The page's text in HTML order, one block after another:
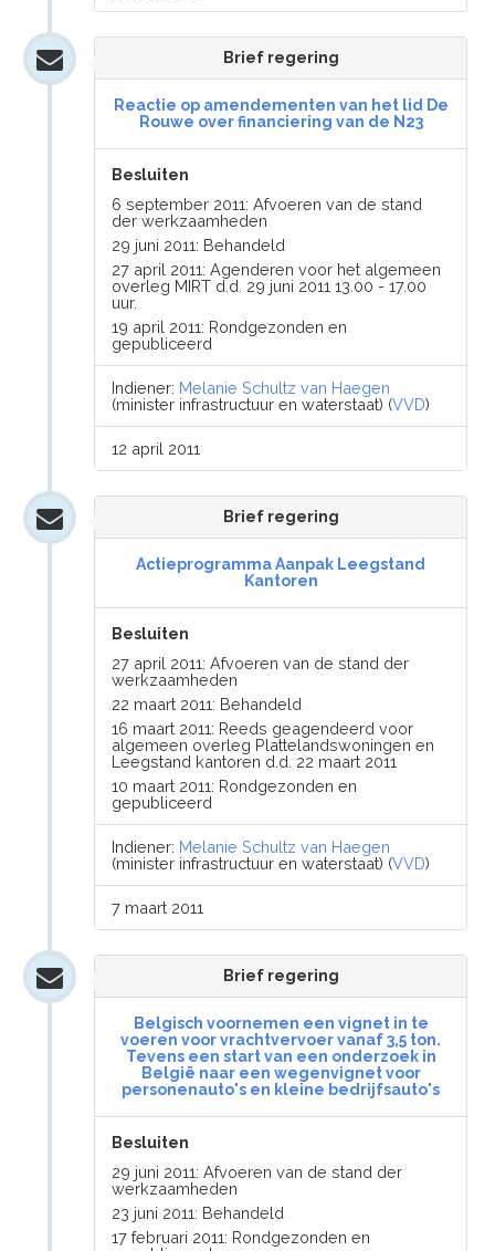
Brief regering
Reactie op amendementen van het lid De
Rouwe over financiering van de N23
Besluiten
6 september 2011: Afvoeren van de stand
der werkzaamheden
29 juni 2011: Behandeld
27 april 2011: Agenderen voor het algemeen
overleg MIRT d.d. 29 juni 2011 13.00 - 17.00
uur.
19 april 2011: Rondgezonden en
gepubliceerd
Indiener: Melanie Schultz van Haegen
(minister infrastructuur en waterstaat) (VVD)
12 april 2011
Brief regering
Actieprogramma Aanpak Leegstand
Kantoren
Besluiten
27 april 2011: Afvoeren van de stand der
werkzaamheden
22 maart 2011: Behandeld
16 maart 2011: Reeds geagendeerd voor
algemeen overleg Plattelandswoningen en
Leegstand kantoren d.d. 22 maart 2011
10 maart 2011: Rondgezonden en
gepubliceerd
Indiener: Melanie Schultz van Haegen
(minister infrastructuur en waterstaat) (VVD)
7 maart 2011
Brief regering
Belgisch voornemen een vignet in te
voeren voor vrachtvervoer vanaf 3,5 ton.
Tevens een start van een onderzoek in
België naar een wegenvignet voor
personenauto's en kleine bedrijfsauto's
Besluiten
29 juni 2011: Afvoeren van de stand der
werkzaamheden
23 juni 2011: Behandeld
17 februari 2011: Rondgezonden en